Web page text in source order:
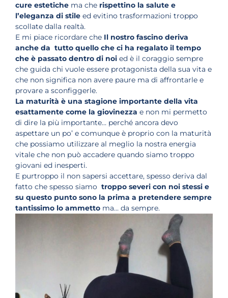
cure estetiche ma che rispettino la salute e
l’eleganza di stile ed evitino trasformazioni troppo
scollate dalla realtà.
E mi piace ricordare che Il nostro fascino deriva
anche da tutto quello che ci ha regalato il tempo
che è passato dentro di noi ed è il coraggio sempre
che guida chi vuole essere protagonista della sua vita e
che non significa non avere paure ma di affrontarle e
provare a sconfiggerle.
La maturità è una stagione importante della vita
esattamente come la giovinezza e non mi permetto
di dire la più importante… perché ancora devo
aspettare un po’ e comunque è proprio con la maturità
che possiamo utilizzare al meglio la nostra energia
vitale che non può accadere quando siamo troppo
giovani ed inesperti.
E purtroppo il non sapersi accettare, spesso deriva dal
fatto che spesso siamo troppo severi con noi stessi e
su questo punto sono la prima a pretendere sempre
tantissimo lo ammetto ma… da sempre.